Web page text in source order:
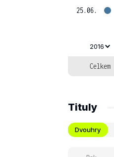
25.06.
2016
Celkem
Tituly
Dvouhry